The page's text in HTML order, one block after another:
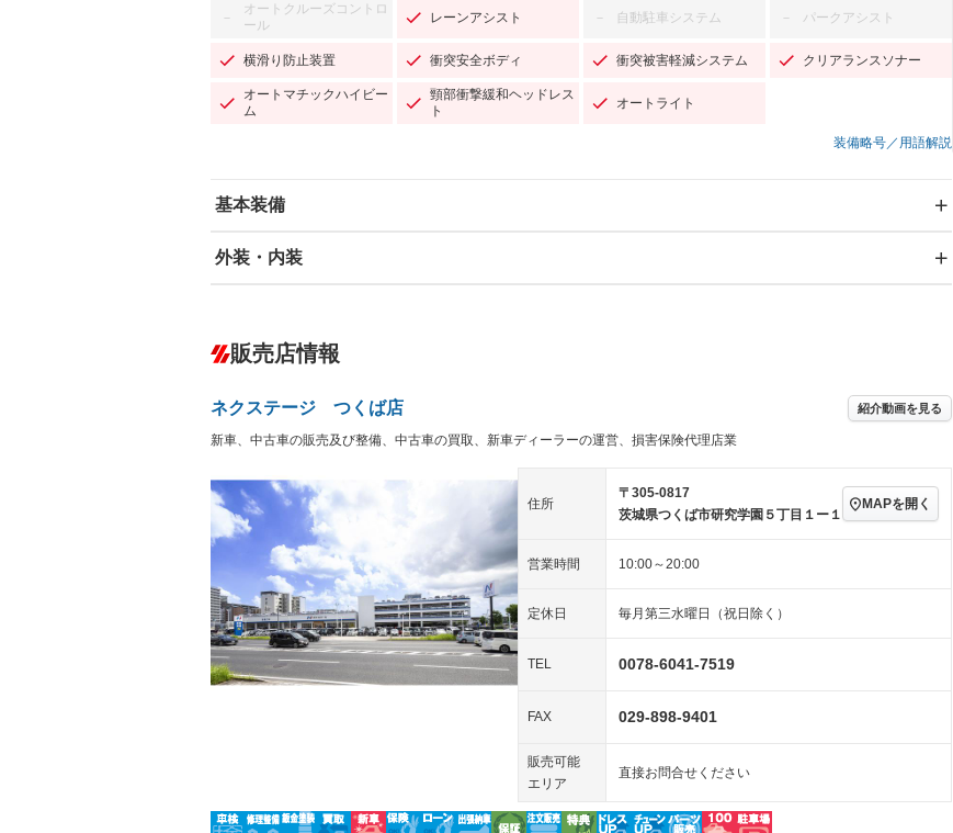
－
オートクルーズコントロ
ール
レーンアシスト － 自動駐車システム － パークアシスト
横滑り防止装置 衝突安全ボディ 衝突被害軽減システム クリアランスソナー
オートマチックハイビー
ム
頸部衝撃緩和ヘッドレス
ト
オートライト
装備略号／用語解説
基本装備
エアバッグ：運転席/助手席
－ ダウンヒルアシストコントロール
Bluetooth接続 センターデフロック
装備略号／用語解説
外装・内装
オーディオ：CDまたはCDチェンジャー／ミュージック
プレイヤー接続可／ミュージックサーバー
－
ー
キーレス
－ LEDヘッドランプ HID(キセノンライト) － ポータブルナビ
ETC2.0 スマートキー ローダウン
ランフラットタイヤ 3列シート ベンチシート
フルフラットシート － チップアップシート オットマン
－ シートヒーター － ウォークスルー 後席モニター
－ フロントカメラ － シートエアコン
－ ルーフレール － エアサスペンション
販売店情報
ネクステージ つくば店 紹介動画を見る
新車、中古車の販売及び整備、中古車の買取、新車ディーラーの運営、損害保険代理店業
住所
〒305-0817
茨城県つくば市研究学園５丁目１ー１
MAPを開く
営業時間 10:00～20:00
定休日 毎月第三水曜日（祝日除く）
TEL 0078-6041-7519
FAX 029-898-9401
販売可能
エリア
直接お問合せください